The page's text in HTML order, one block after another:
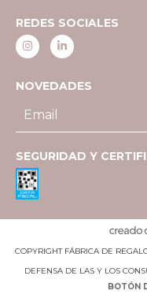
REDES SOCIALES
NOVEDADES
SEGURIDAD Y
COPYRIGHT FÁBRICA DE
DEFENSA DE LAS Y LOS
BOTÓN